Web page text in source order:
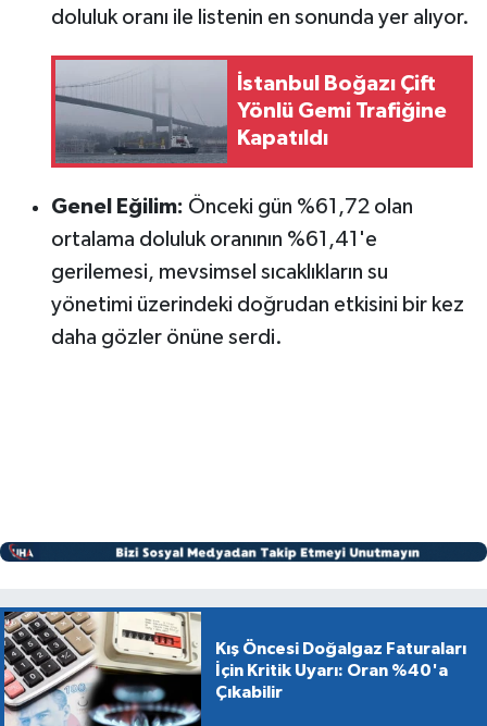
doluluk oranı ile listenin en sonunda yer alıyor.
İstanbul Boğazı Çift
Yönlü Gemi Trafiğine
Kapatıldı
Genel Eğilim: Önceki gün %61,72 olan
ortalama doluluk oranının %61,41'e
gerilemesi, mevsimsel sıcaklıkların su
yönetimi üzerindeki doğrudan etkisini bir kez
daha gözler önüne serdi.
Kış Öncesi Doğalgaz Faturaları
İçin Kritik Uyarı: Oran %40'a
Çıkabilir